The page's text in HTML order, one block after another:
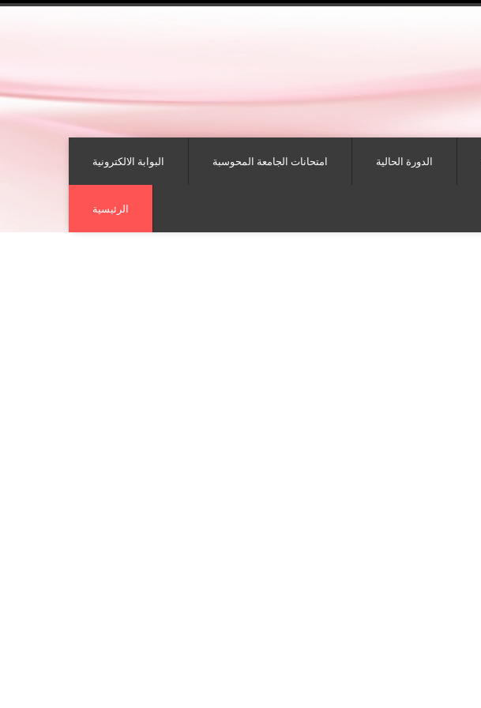
البوابة الالكترونية امتحانات الجامعة المحوسبة الدورة الحالية
الرئيسية